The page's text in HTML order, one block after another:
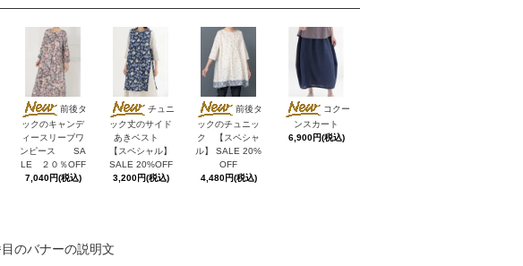
前後タ
ックのキャンデ
ィースリーブワ
ンピース SA
LE ２０％OFF
7,040円(税込)
チュニ
ック丈のサイド
あきベスト
【スペシャル】
SALE 20%OFF
3,200円(税込)
前後タ
ックのチュニッ
ク 【スペシャ
ル】 SALE 20%
OFF
4,480円(税込)
コクー
ンスカート
6,900円(税込)